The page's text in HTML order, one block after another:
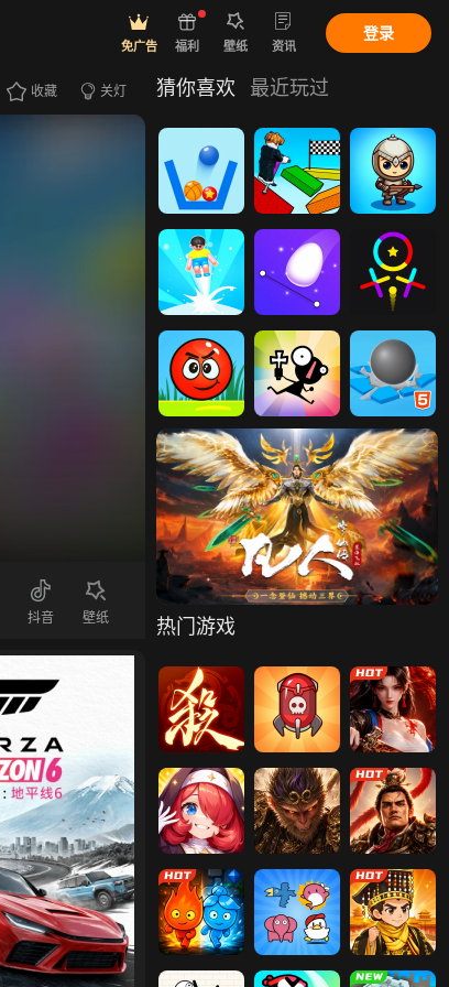
免广告 福利 壁纸 资讯
登录
收藏 关灯
抖音 壁纸
猜你喜欢 最近玩过
弹跳气球 弹跳跑酷 弹跳英雄
懒人弹跳 超级弹跳蛋 弹跳球球
弹跳小红球 弹跳泡泡 超级弹跳球
弹跳果冻 方块弹跳 漫威蜘蛛侠2
热门游戏
三国杀一将成
名
卡卡保皇 维京传奇
冒险守护 傲视神魔传 霸者归来
传奇岁月 谁是首富 战神世纪
森林冰火人-神 宠物连连看 我要当皇帝